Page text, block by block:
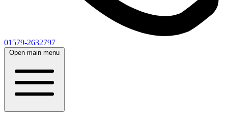
01579-2632797
Open main menu